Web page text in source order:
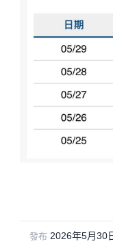
發布 2026年5月30